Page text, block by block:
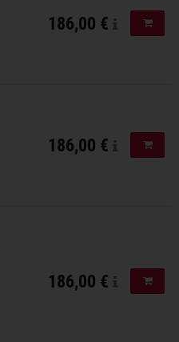
186,00 €
186,00 €
186,00 €